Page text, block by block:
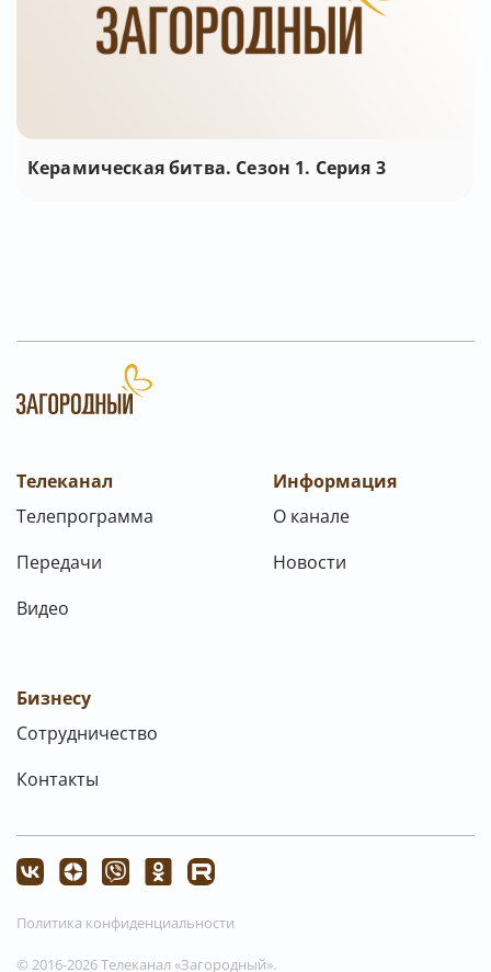
Керамическая битва. Сезон 1. Серия 3
Телеканал
Телепрограмма
Передачи
Видео
Информация
О канале
Новости
Бизнесу
Сотрудничество
Контакты
© 2016-2026 Телеканал «Загородный».
Политика конфиденциальности